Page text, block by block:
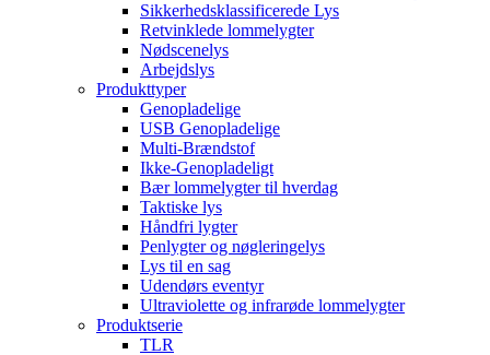
Sikkerhedsklassificerede Lys
Retvinklede lommelygter
Nødscenelys
Arbejdslys
Produkttyper
Genopladelige
USB Genopladelige
Multi-Brændstof
Ikke-Genopladeligt
Bær lommelygter til hverdag
Taktiske lys
Håndfri lygter
Penlygter og nøgleringelys
Lys til en sag
Udendørs eventyr
Ultraviolette og infrarøde lommelygter
Produktserie
TLR